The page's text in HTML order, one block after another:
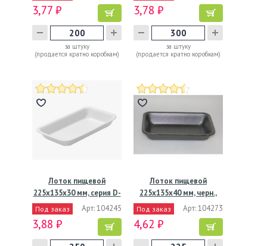
3,77 ₽
за штуку
(продается кратно коробкам)
3,78 ₽
за штуку
(продается кратно коробкам)
Лоток пищевой
225х135х30 мм, серия D-
31.АВ,…
Под заказ Арт: 104245
3,88 ₽
Лоток пищевой
225х135х40 мм, черн.,
ВПС, 225…
Под заказ Арт: 104273
4,62 ₽